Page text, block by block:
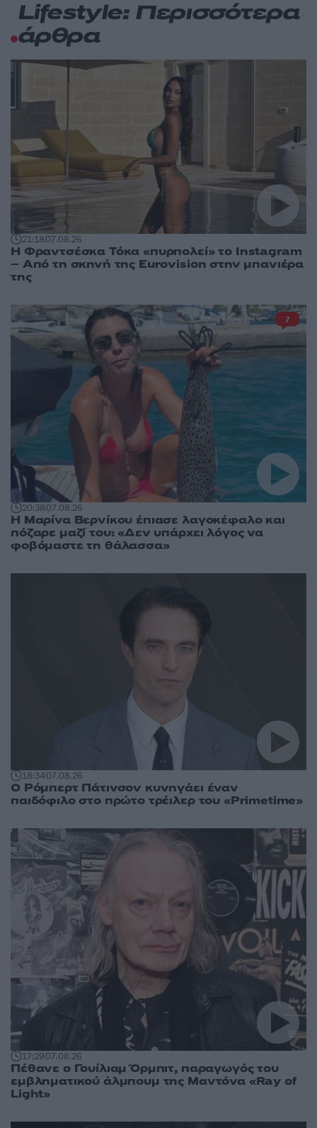
Lifestyle: Περισσότερα
άρθρα
21:1807.08.26
Η Φραντσέσκα Τόκα «πυρπολεί» το Instagram
– Από τη σκηνή της Eurovision στην μπανιέρα
της
20:3807.08.26
Η Μαρίνα Βερνίκου έπιασε λαγοκέφαλο και
πόζαρε μαζί του: «Δεν υπάρχει λόγος να
φοβόμαστε τη θάλασσα»
7
18:3407.08.26
Ο Ρόμπερτ Πάτινσον κυνηγάει έναν
παιδόφιλο στο πρώτο τρέιλερ του «Primetime»
17:2907.08.26
Πέθανε ο Γουίλιαμ Όρμπιτ, παραγωγός του
εμβληματικού άλμπουμ της Μαντόνα «Ray of
Light»